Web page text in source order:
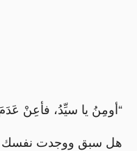
“أومِنُ يا سيِّدُ، فأعِنْ عَدَمَ
هل سبق ووجدت نفسك